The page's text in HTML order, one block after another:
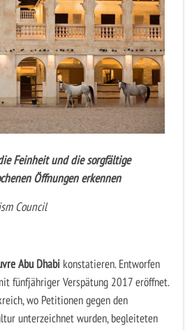
Feinheit und die sorgfältige
Öffnungen erkennen
Council
Abu Dhabikonstatieren. Entworfen
fünfjähriger Verspätung 2017 eröffnet.
wo Petitionen gegen den
unterzeichnet wurden, begleiteten